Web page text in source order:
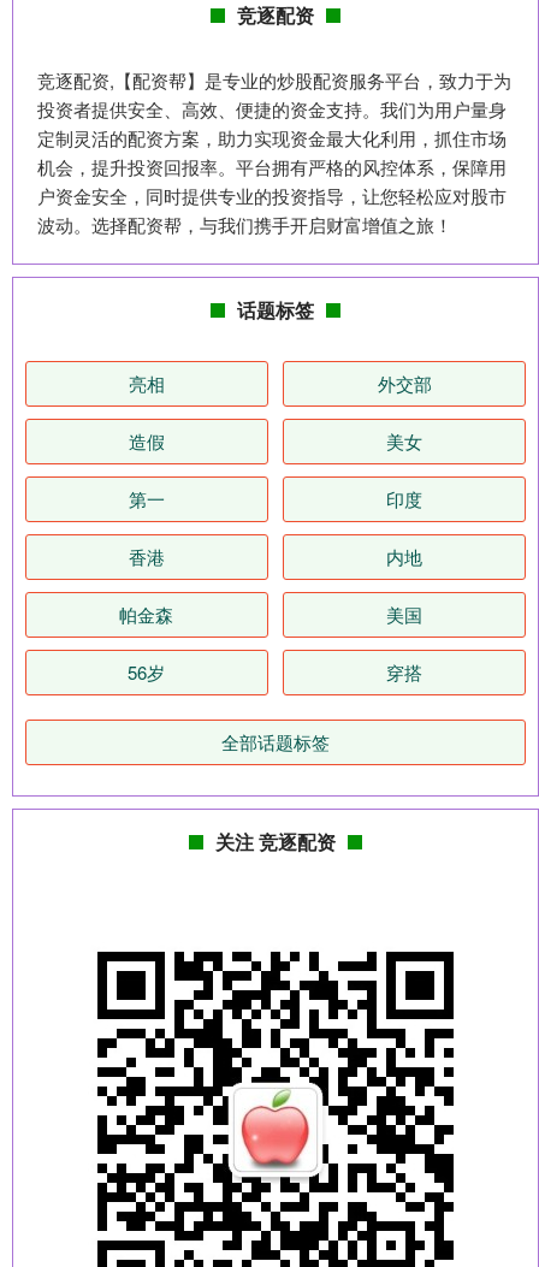
竞逐配资
竞逐配资,【配资帮】是专业的炒股配资服务平台，致力于为
投资者提供安全、高效、便捷的资金支持。我们为用户量身
定制灵活的配资方案，助力实现资金最大化利用，抓住市场
机会，提升投资回报率。平台拥有严格的风控体系，保障用
户资金安全，同时提供专业的投资指导，让您轻松应对股市
波动。选择配资帮，与我们携手开启财富增值之旅！
话题标签
亮相 外交部
造假 美女
第一 印度
香港 内地
帕金森 美国
56岁 穿搭
全部话题标签
关注 竞逐配资